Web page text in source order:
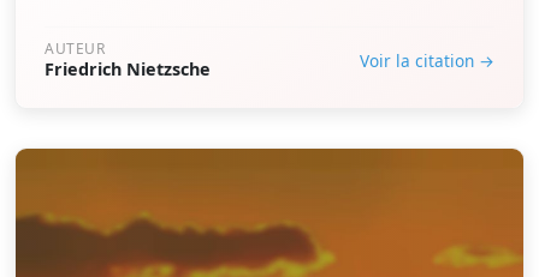
AUTEUR
Friedrich Nietzsche Voir la citation →